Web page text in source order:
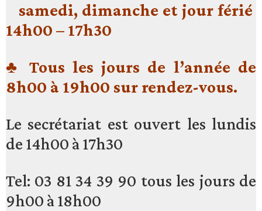
samedi, dimanche et jour férié
14h00 – 17h30
♣ Tous les jours de l’année de
8h00 à 19h00 sur rendez-vous.
Le secrétariat est ouvert les lundis
de 14h00 à 17h30
Tel: 03 81 34 39 90 tous les jours de
9h00 à 18h00